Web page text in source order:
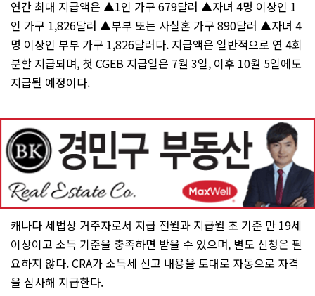
연간 최대 지급액은 ▲1인 가구 679달러 ▲자녀 4명 이상인 1
인 가구 1,826달러 ▲부부 또는 사실혼 가구 890달러 ▲자녀 4
명 이상인 부부 가구 1,826달러다. 지급액은 일반적으로 연 4회
분할 지급되며, 첫 CGEB 지급일은 7월 3일, 이후 10월 5일에도
지급될 예정이다.
캐나다 세법상 거주자로서 지급 전월과 지급월 초 기준 만 19세
이상이고 소득 기준을 충족하면 받을 수 있으며, 별도 신청은 필
요하지 않다. CRA가 소득세 신고 내용을 토대로 자동으로 자격
을 심사해 지급한다.